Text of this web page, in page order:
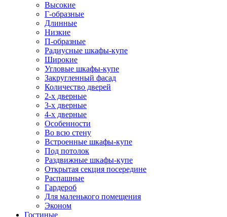
Высокие
Г-образные
Длинные
Низкие
П-образные
Радиусные шкафы-купе
Широкие
Угловые шкафы-купе
Закругленный фасад
Количество дверей
2-х дверные
3-х дверные
4-х дверные
Особенности
Во всю стену
Встроенные шкафы-купе
Под потолок
Раздвижные шкафы-купе
Открытая секция посередине
Распашные
Гардероб
Для маленького помещения
Эконом
Гостиные